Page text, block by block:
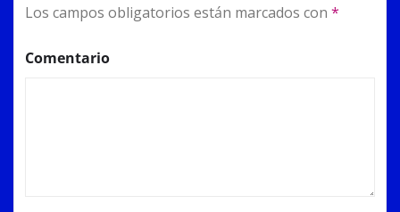
Los campos obligatorios están marcados con *
Comentario